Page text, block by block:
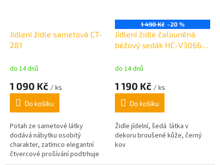
Jídlení židle sametová CT-
281
do 14 dnů
1 090 Kč / ks
Do košíku
Potah ze sametové látky
dodává nábytku osobitý
charakter, zatímco elegantní
čtvercové prošívání podtrhuje
1 490 Kč –20 %
Jídlení židle čalouněná
béžový sedák HC-V3066
do 14 dnů
1 190 Kč / ks
Do košíku
Židle jídelní, šedá látka v
dekoru broušené kůže, černý
kov